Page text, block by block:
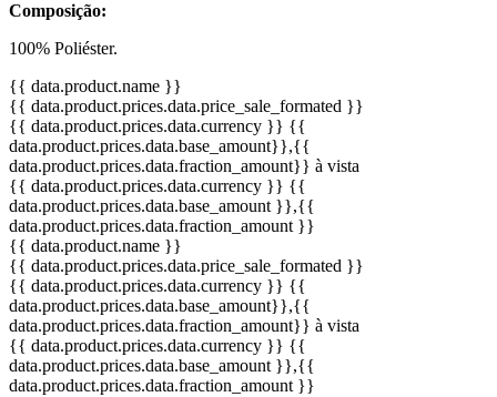
Composição:
100% Poliéster.
{{ data.product.name }}
{{ data.product.prices.data.price_sale_formated }}
{{ data.product.prices.data.currency }} {{
data.product.prices.data.base_amount}},{{
data.product.prices.data.fraction_amount}} à vista
{{ data.product.prices.data.currency }} {{
data.product.prices.data.base_amount }},{{
data.product.prices.data.fraction_amount }}
{{ data.product.name }}
{{ data.product.prices.data.price_sale_formated }}
{{ data.product.prices.data.currency }} {{
data.product.prices.data.base_amount}},{{
data.product.prices.data.fraction_amount}} à vista
{{ data.product.prices.data.currency }} {{
data.product.prices.data.base_amount }},{{
data.product.prices.data.fraction_amount }}